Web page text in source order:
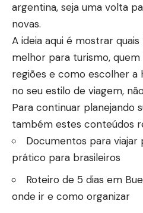
argentina, seja uma volta
novas.
A ideia aqui é mostrar
melhor para turismo,
regiões e como escolher a
no seu estilo de viagem,
Para continuar planejando
também estes conteúdos
Documentos para viajar
prático para brasileiros
Roteiro de 5 dias em
onde ir e como organizar